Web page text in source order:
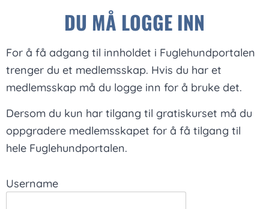
DU MÅ LOGGE INN
For å få adgang til innholdet i Fuglehundportalen
trenger du et medlemsskap. Hvis du har et
medlemsskap må du logge inn for å bruke det.
Dersom du kun har tilgang til gratiskurset må du
oppgradere medlemsskapet for å få tilgang til
hele Fuglehundportalen.
Username